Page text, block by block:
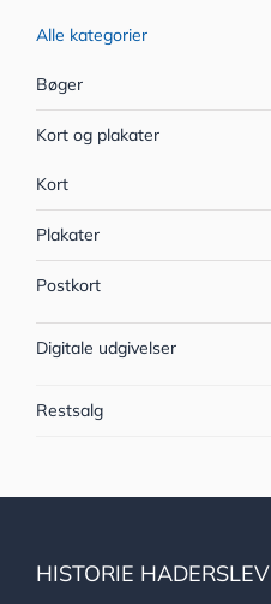
Alle kategorier
Bøger
Kort og plakater
Kort
Plakater
Postkort
Digitale udgivelser
Restsalg
HISTORIE HADERSLEV